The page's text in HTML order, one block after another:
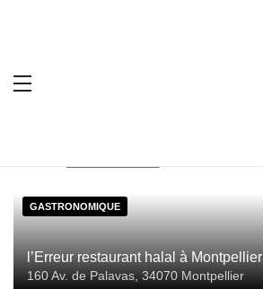
GASTRONOMIQUE
l’Erreur restaurant halal à Montpellier
160 Av. de Palavas, 34070 Montpellier